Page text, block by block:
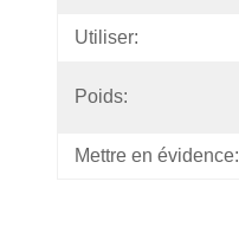
Utiliser:
Poids:
Mettre en évidence: